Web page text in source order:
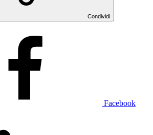
Condividi
Facebook